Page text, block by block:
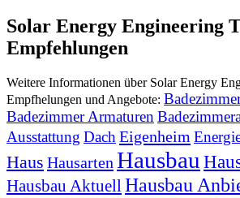
Solar Energy Engineering
Empfehlungen
Weitere Informationen über Solar Energy
Empfhelungen und Angebote:
Badezimmer Armaturen
Ausstattung Dach Eigenheim
Haus Hausarten Hausbau
Hausbau AktuellHausbau